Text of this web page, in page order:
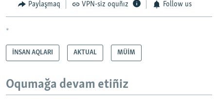
Paylaşmaq VPN-siz oquñız Follow us
*
İNSAN AQLARI AKTUAL MÜİM
Oqumağa devam etiñiz